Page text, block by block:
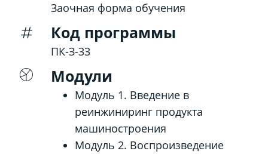
Заочная форма обучения
Код программы
ПК-З-33
Модули
Модуль 1. Введение в
реинжиниринг продукта
машиностроения
Модуль 2. Воспроизведение